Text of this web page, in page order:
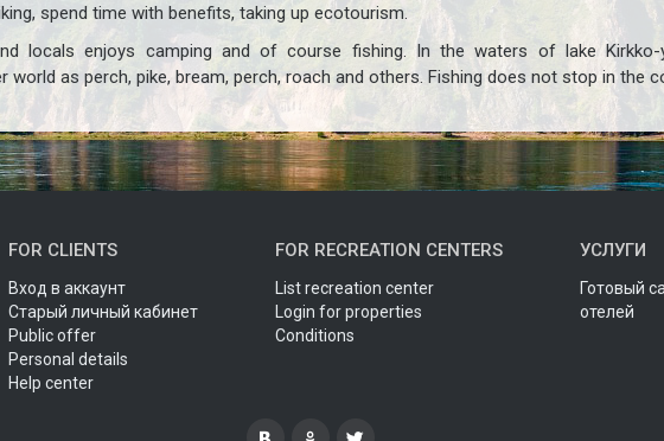
spend time with benefits, taking up ecotourism.
locals enjoys camping and of course fishing. In the waters of lake Kirkko-
as perch, pike, bream, perch, roach and others. Fishing does not stop in the
FOR CLIENTS
Вход в аккаунт
Старый личный кабинет
Public offer
Personal details
Help center
FOR RECREATION CENTERS
List recreation center
Login for properties
Conditions
УСЛУГИ
Готовый
отелей